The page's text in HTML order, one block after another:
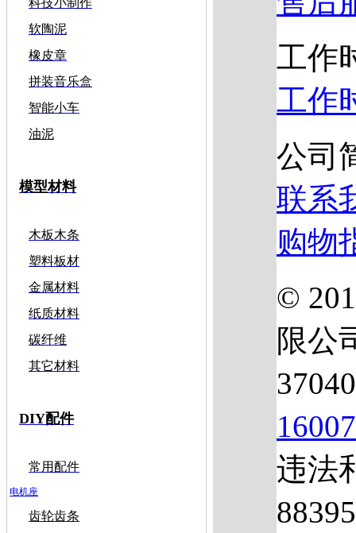
科技小制作
软陶泥
橡皮章
拼装音乐盒
智能小车
油泥
模型材料
木板木条
塑料板材
金属材料
纸质材料
碳纤维
其它材料
DIY配件
常用配件
电机座
齿轮齿条
工作
工作
公司
联系
购物
©
限公
违法